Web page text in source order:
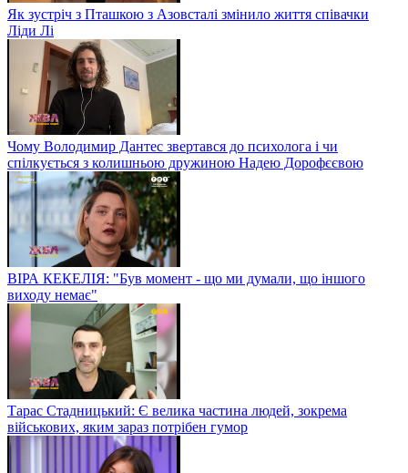
Як зустріч з Пташкою з Азовсталі змінило життя співачки
Ліди Лі
Чому Володимир Дантес звертався до психолога і чи
спілкується з колишньою дружиною Надею Дорофєєвою
ВІРА КЕКЕЛІЯ: "Був момент - що ми думали, що іншого
виходу немає"
Тарас Стадницький: Є велика частина людей, зокрема
військових, яким зараз потрібен гумор